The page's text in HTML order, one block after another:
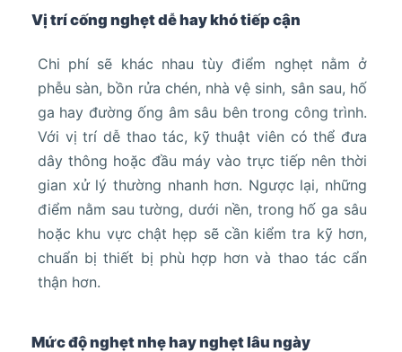
Vị trí cống nghẹt dễ hay khó tiếp cận
Chi phí sẽ khác nhau tùy điểm nghẹt nằm ở
phễu sàn, bồn rửa chén, nhà vệ sinh, sân sau, hố
ga hay đường ống âm sâu bên trong công trình.
Với vị trí dễ thao tác, kỹ thuật viên có thể đưa
dây thông hoặc đầu máy vào trực tiếp nên thời
gian xử lý thường nhanh hơn. Ngược lại, những
điểm nằm sau tường, dưới nền, trong hố ga sâu
hoặc khu vực chật hẹp sẽ cần kiểm tra kỹ hơn,
chuẩn bị thiết bị phù hợp hơn và thao tác cẩn
thận hơn.
Mức độ nghẹt nhẹ hay nghẹt lâu ngày